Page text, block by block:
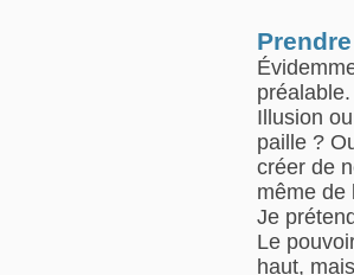
Illusion
paille ?
créer de
même de
Je
Le
haut,